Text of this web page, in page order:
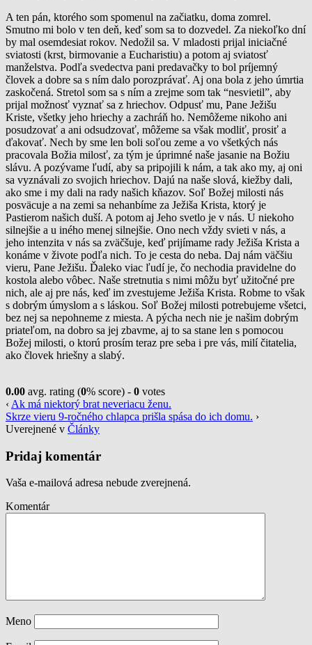
A ten pán, ktorého som spomenul na začiatku, doma zomrel.
Smutno mi bolo v ten deň, keď som sa to dozvedel. Za niekoľko dní
by mal osemdesiat rokov. Nedožil sa. V mladosti prijal iniciačné
sviatosti (krst, birmovanie a Eucharistiu) a potom aj sviatosť
manželstva. Podľa svedectva pani predavačky to bol príjemný
človek a dobre sa s ním dalo porozprávať. Aj ona bola z jeho úmrtia
zaskočená. Stretol som sa s ním a zrejme som tak “nesvietil”, aby
prijal možnosť vyznať sa z hriechov. Odpusť mu, Pane Ježišu
Kriste, všetky jeho hriechy a zachráň ho. Nemôžeme nikoho ani
posudzovať a ani odsudzovať, môžeme sa však modliť, prosiť a
ďakovať. Nech by sme len boli soľou zeme a vo všetkých nás
pracovala Božia milosť, za tým je úprimné naše jasanie na Božiu
slávu. A pozývame ľudí, aby sa pripojili k nám, a tak ako my, aj oni
sa vyznávali zo svojich hriechov. Dajú na naše slová, kiežby dali,
ako sme i my dali na rady našich kňazov. Soľ Božej milosti nás
posväcuje a na zemi sa nehanbíme za Ježiša Krista, ktorý je
Pastierom našich duší. A potom aj Jeho svetlo je v nás. U niekoho
silnejšie a u iného menej silnejšie. Ono nech vždy svieti v nás, a
jeho intenzita v nás sa zväčšuje, keď prijímame rady Ježiša Krista a
konáme v živote podľa nich. To je cesta do neba. Daj nám väčšiu
vieru, Pane Ježišu. Ďaleko viac ľudí je, čo nechodia pravidelne do
kostola alebo vôbec. Naše stretnutia s nimi môžu byť užitočné pre
nich, ale aj pre nás, keď im zvestujeme Ježiša Krista. Robme to však
s dobrým úmyslom a s láskou. Soľ Božej milosti potrebujeme všetci,
bez nej sa nepohneme z miesta. A pýcha nech nie je našim dobrým
priateľom, na dobro sa jej zbavme, aj to sa stane len s pomocou
Božej milosti, o ktorú prosím teraz pre seba i pre vás, milí čitatelia,
ako človek hriešny a slabý.
0.00 avg. rating (0% score) - 0 votes
‹ Ak má niektorý brat neveriacu ženu.
Skrze vieru 9-ročného chlapca prišla spása do ich domu. ›
Uverejnené v Články
Pridaj komentár
Vaša e-mailová adresa nebude zverejnená.
Komentár
Meno